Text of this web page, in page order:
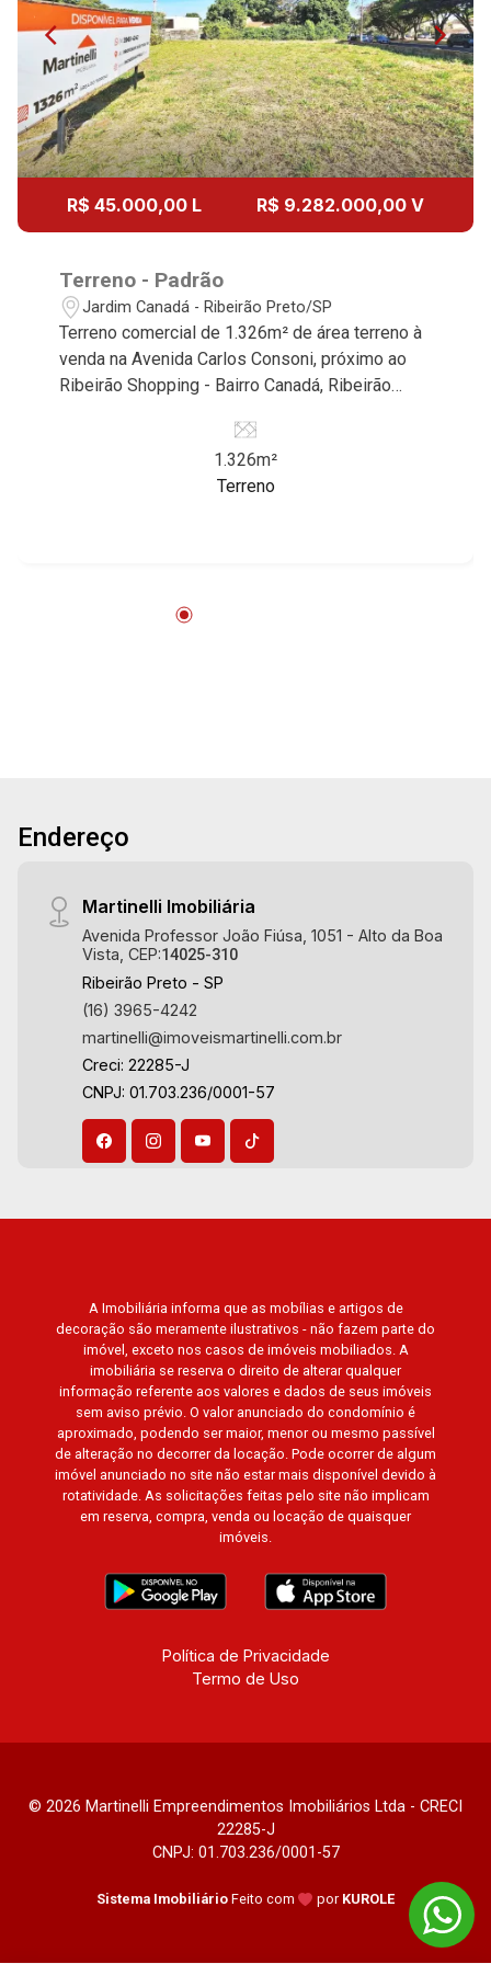
R$ 45.000,00 L R$ 9.282.000,00 V
Terreno - Padrão
Jardim Canadá - Ribeirão Preto/SP
Terreno comercial de 1.326m² de área terreno à
venda na Avenida Carlos Consoni, próximo ao
Ribeirão Shopping - Bairro Canadá, Ribeirão
imóvel que a Martinelli Imobiliária selecionou
1.326m²
Terreno
Endereço
Martinelli Imobiliária
Avenida Professor João Fiúsa, 1051 - Alto da Boa
Vista, CEP:14025-310
Ribeirão Preto - SP
(16) 3965-4242
martinelli@imoveismartinelli.com.br
Creci: 22285-J
CNPJ: 01.703.236/0001-57
A Imobiliária informa que as mobílias e artigos de
decoração são meramente ilustrativos - não fazem parte do
imóvel, exceto nos casos de imóveis mobiliados. A
imobiliária se reserva o direito de alterar qualquer
informação referente aos valores e dados de seus imóveis
sem aviso prévio. O valor anunciado do condomínio é
aproximado, podendo ser maior, menor ou mesmo passível
de alteração no decorrer da locação. Pode ocorrer de algum
imóvel anunciado no site não estar mais disponível devido à
rotatividade. As solicitações feitas pelo site não implicam
em reserva, compra, venda ou locação de quaisquer
imóveis.
Política de Privacidade
Termo de Uso
© 2026 Martinelli Empreendimentos Imobiliários Ltda - CRECI
22285-J
CNPJ: 01.703.236/0001-57
Sistema Imobiliário Feito com por KUROLE